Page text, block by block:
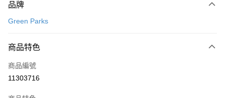
信用卡一次付款
3 期 0 利率 每期
合作金庫商業銀行
上海商業儲蓄銀行
超商取貨付款
LINE Pay
品牌
Green Parks
商品特色
商品編號
11303716